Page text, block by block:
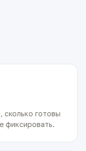
сколько готовы
фиксировать.